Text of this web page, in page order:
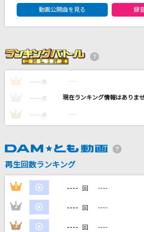
そばかす
尾崎豊
[良音]三日月
青い春と西の空
爆風スランプ(BAKUFU-SLUMP)
カラオケ最新情報をチェック
DAM★ともボーカルエントリー
動画公開曲を見る
録
1 ---- 点 ----
---- 点 ----
3 ---- 点 ----
再生回数ランキング
1 ---- 回 ----
2 ---- 回 ----
3 ---- 回 ----